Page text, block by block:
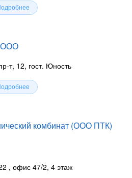
ООО
т, 12, гост. Юность
комбинат (ООО ПТК)
, офис 47/2, 4 этаж